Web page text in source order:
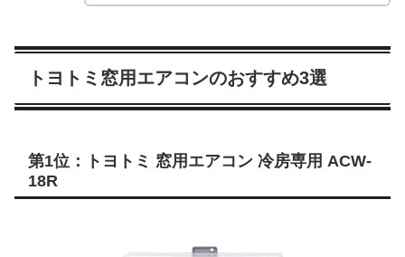
トヨトミ窓用エアコンのおすすめ3選
第1位：トヨトミ 窓用エアコン 冷房専用 ACW-
18R